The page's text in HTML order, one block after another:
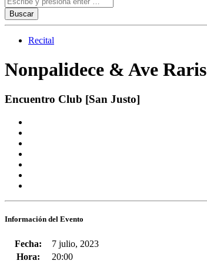
Recital
Nonpalidece & Ave Raris
Encuentro Club [San Justo]
Información del Evento
Fecha:
7 julio, 2023
Hora:
20:00